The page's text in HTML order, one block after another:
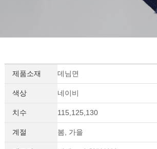
제품소재 데님면
색상 네이비
치수 115,125,130
계절 봄, 가을